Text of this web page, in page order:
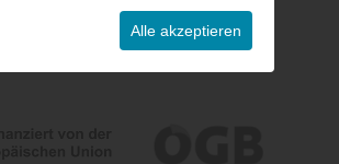
Alle akzeptieren